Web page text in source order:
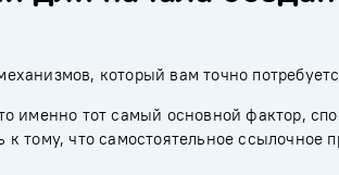
который вам точно
именно тот самый основной фактор,
к тому, что самостоятельное